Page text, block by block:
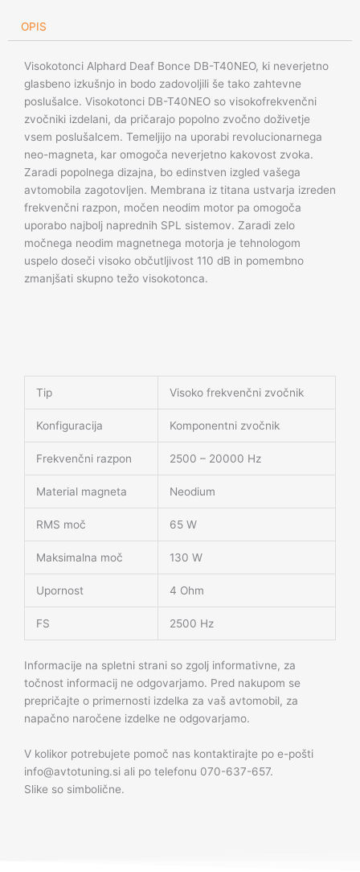
OPIS
Visokotonci Alphard Deaf Bonce DB-T40NEO, ki neverjetno
glasbeno izkušnjo in bodo zadovoljili še tako zahtevne
poslušalce. Visokotonci DB-T40NEO so visokofrekvenčni
zvočniki izdelani, da pričarajo popolno zvočno doživetje
vsem poslušalcem. Temeljijo na uporabi revolucionarnega
neo-magneta, kar omogoča neverjetno kakovost zvoka.
Zaradi popolnega dizajna, bo edinstven izgled vašega
avtomobila zagotovljen. Membrana iz titana ustvarja izreden
frekvenčni razpon, močen neodim motor pa omogoča
uporabo najbolj naprednih SPL sistemov. Zaradi zelo
močnega neodim magnetnega motorja je tehnologom
uspelo doseči visoko občutljivost 110 dB in pomembno
zmanjšati skupno težo visokotonca.
Tip Visoko frekvenčni zvočnik
Konfiguracija Komponentni zvočnik
Frekvenčni razpon 2500 – 20000 Hz
Material magneta Neodium
RMS moč 65 W
Maksimalna moč 130 W
Upornost 4 Ohm
FS 2500 Hz
Informacije na spletni strani so zgolj informativne, za
točnost informacij ne odgovarjamo. Pred nakupom se
prepričajte o primernosti izdelka za vaš avtomobil, za
napačno naročene izdelke ne odgovarjamo.
V kolikor potrebujete pomoč nas kontaktirajte po e-pošti
info@avtotuning.si ali po telefonu 070-637-657.
Slike so simbolične.